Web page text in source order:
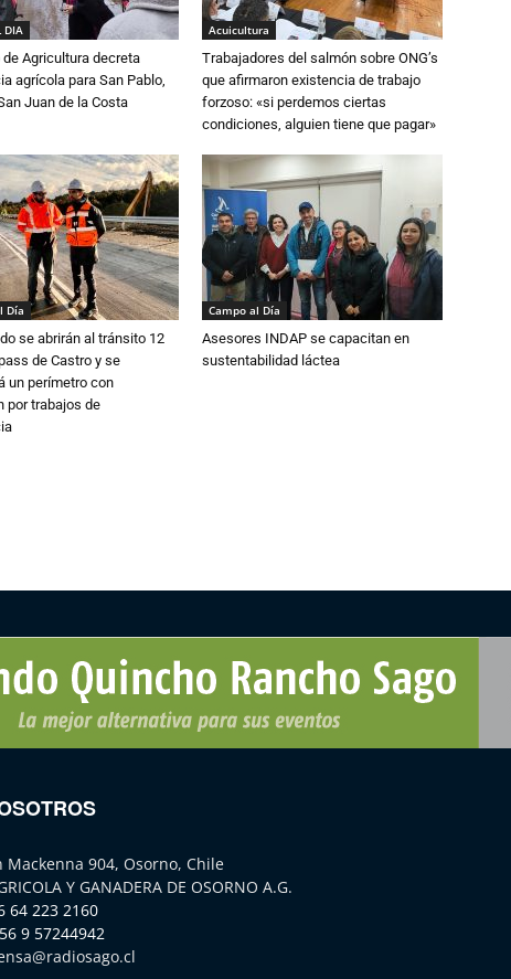
DIA
Agricultura decreta
agrícola para San Pablo,
Juan de la Costa
Acuicultura
Trabajadores del salmón sobre ONG’s
que afirmaron existencia de trabajo
forzoso: «si perdemos ciertas
condiciones, alguien tiene que pagar»
Día
se abrirán al tránsito 12
de Castro y se
un perímetro con
por trabajos de
Campo al Día
Asesores INDAP se capacitan en
sustentabilidad láctea
Mackenna 904, Osorno, Chile
Y GANADERA DE OSORNO A.G.
64 223 2160
9 57244942